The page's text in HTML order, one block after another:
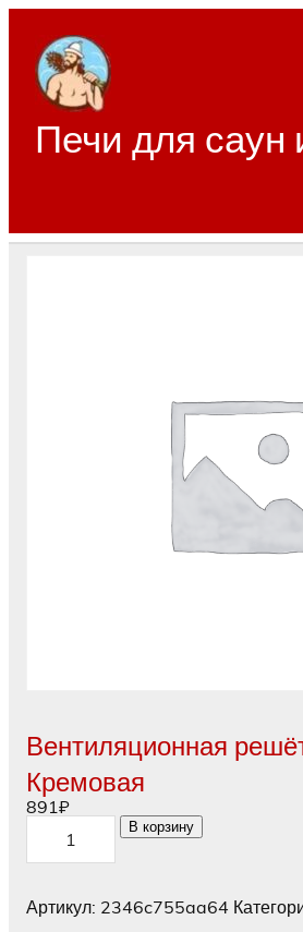
Перейти
содержимому
Печи для саун
Вентиляционная
Кремовая
891 ₽
Количество
товара
Вентиляционная
Кремовая
В корзину
Артикул: 2346c755aa64